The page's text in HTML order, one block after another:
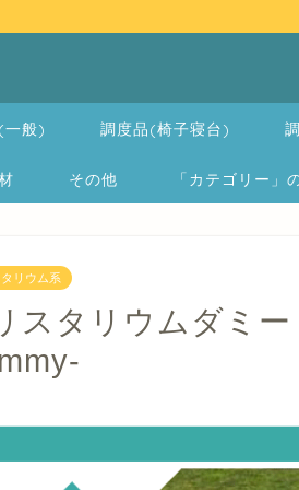
一般) 調度品(椅子寝台)
その他 「カテゴリー
リウム系
スタリウムダミ